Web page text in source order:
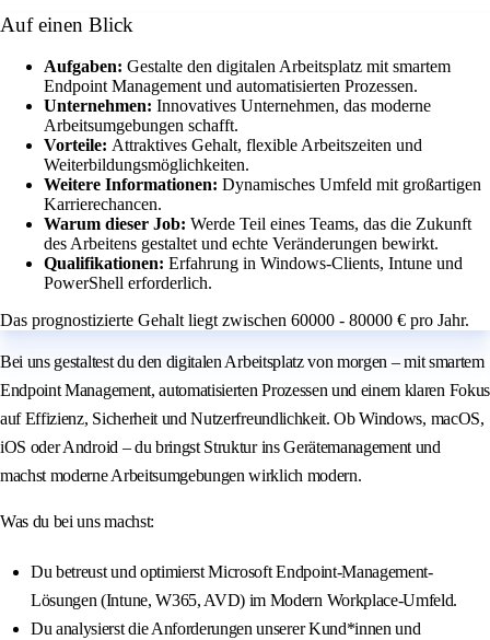
Auf einen Blick
Aufgaben: Gestalte den digitalen Arbeitsplatz mit smartem
Endpoint Management und automatisierten Prozessen.
Unternehmen: Innovatives Unternehmen, das moderne
Arbeitsumgebungen schafft.
Vorteile: Attraktives Gehalt, flexible Arbeitszeiten und
Weiterbildungsmöglichkeiten.
Weitere Informationen: Dynamisches Umfeld mit großartigen
Karrierechancen.
Warum dieser Job: Werde Teil eines Teams, das die Zukunft
des Arbeitens gestaltet und echte Veränderungen bewirkt.
Qualifikationen: Erfahrung in Windows-Clients, Intune und
PowerShell erforderlich.
Das prognostizierte Gehalt liegt zwischen 60000 - 80000 € pro Jahr.
Bei uns gestaltest du den digitalen Arbeitsplatz von morgen – mit smartem
Endpoint Management, automatisierten Prozessen und einem klaren Fokus
auf Effizienz, Sicherheit und Nutzerfreundlichkeit. Ob Windows, macOS,
iOS oder Android – du bringst Struktur ins Gerätemanagement und
machst moderne Arbeitsumgebungen wirklich modern.
Was du bei uns machst:
Du betreust und optimierst Microsoft Endpoint-Management-
Lösungen (Intune, W365, AVD) im Modern Workplace-Umfeld.
Du analysierst die Anforderungen unserer Kund*innen und